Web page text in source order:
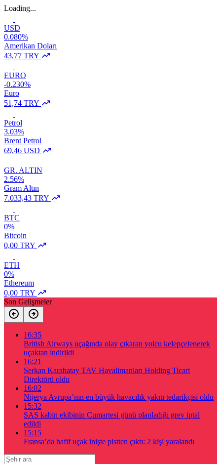
Loading...
USD
0.080%
Amerikan Doları
43,77 TRY
EURO
-0.230%
Euro
51,74 TRY
Petrol
3.03%
Brent Petrol
69,46 USD
GR. ALTIN
2.56%
Gram Altın
7.033,43 TRY
BTC
0%
Bitcoin
0,00 TRY
ETH
0%
Ethereum
0,00 TRY
Son Gelişmeler
16:35
British Airways uçağında olay çıkaran yolcu kelepçelenerek
uçaktan indirildi
16:21
Serkan Karahatay TAV Havalimanları Holding Ticari
Direktörü oldu
16:02
Nijerya Avrupa’nın en büyük havacılık yakıtı tedarikçisi oldu
15:32
SAS kabin ekibinin Cumartesi günü planladığı grev iptal
edildi
15:15
Fransa’da hafif uçak inişte pistten çıktı: 2 kişi yaralandı